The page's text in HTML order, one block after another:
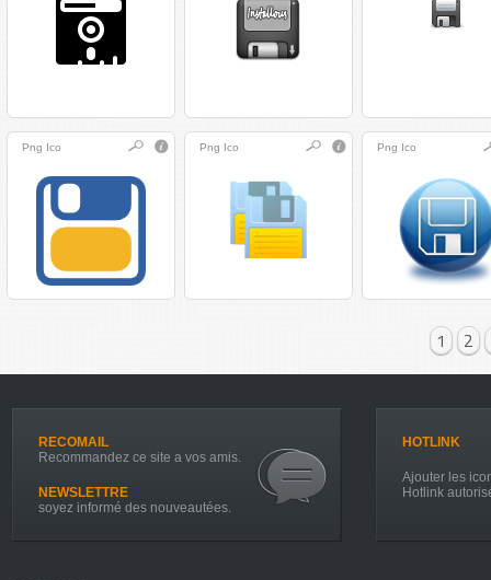
Png Ico Png Ico Png Ico
1 2
RECOMAIL
Recommandez ce site a vos amis.
NEWSLETTRE
soyez informé des nouveautées.
HOTLINK
Ajouter les
Hotlink